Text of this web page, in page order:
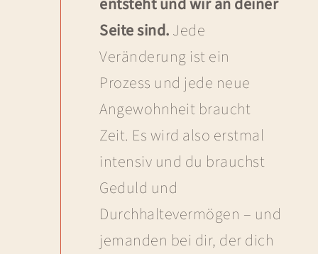
Seite sind.Jede
Veränderung ist ein
Prozess und jede neue
Angewohnheit braucht
Zeit. Es wird also erstmal
intensiv und du brauchst
Geduld und
Durchhaltevermögen – und
jemanden bei dir, der dich